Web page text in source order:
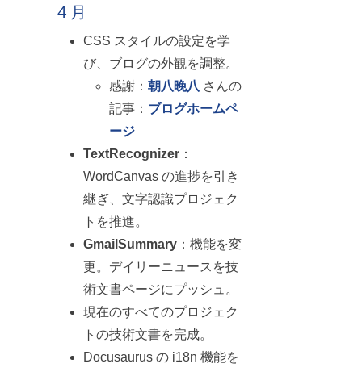
4 月
CSS スタイルの設定を学
び、ブログの外観を調整。
感謝：朝八晚八 さんの
記事： ブログホームペ
ージ
TextRecognizer ：
WordCanvas の進捗を引き
継ぎ、文字認識プロジェク
トを推進。
GmailSummary ：機能を変
更。デイリーニュースを技
術文書ページにプッシュ。
現在のすべてのプロジェク
トの技術文書を完成。
Docusaurus の i18n 機能を